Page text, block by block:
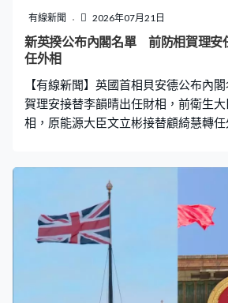
有線新聞 2026年07月21日
新英揆公布內閣名單 前防相賀理
任外相
【有線新聞】英國首相貝安德公布內
賀理安接替李韻晴出任財相，前衛生
相，原能源大臣文立彬接替顧綺慧轉
為首相後，稱要向全世界展示英國可重
十年來最大變革，上任後發出的首個指
問題。